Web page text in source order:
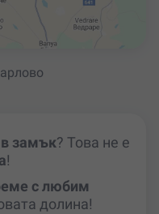
замък? Това не е
!
с любим
долина!